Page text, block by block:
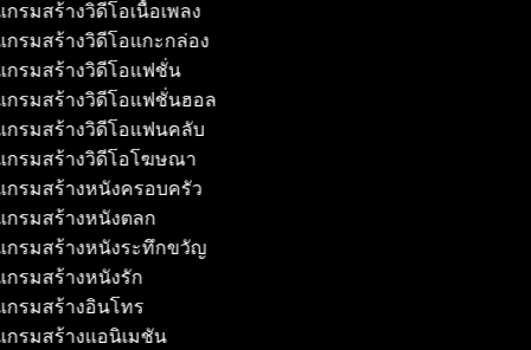
รมสร้างวิดีโอเนื้อเพลง
รมสร้างวิดีโอแกะกล่อง
รมสร้างวิดีโอแฟชั่น
รมสร้างวิดีโอแฟชั่นฮอล
รมสร้างวิดีโอแฟนคลับ
รมสร้างวิดีโอโฆษณา
รมสร้างหนังครอบครัว
รมสร้างหนังตลก
รมสร้างหนังระทึกขวัญ
รมสร้างหนังรัก
รมสร้างอินโทร
รมสร้างแอนิเมชัน